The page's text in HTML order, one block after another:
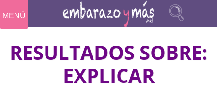
MENÚ
RESULTADOS SOBRE:
EXPLICAR